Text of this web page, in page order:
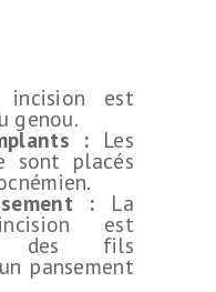
incision est
genou.
: Les
sont placés
: La
est
des fils
pansement